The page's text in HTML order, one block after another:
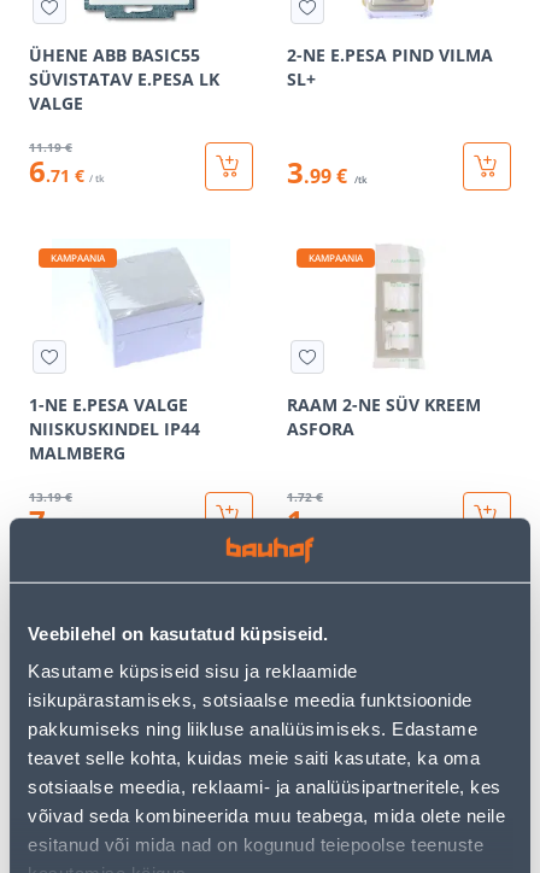
Veebilehel on kasutatud küpsiseid.
Kasutame küpsiseid sisu ja reklaamide
isikupärastamiseks, sotsiaalse meedia funktsioonide
pakkumiseks ning liikluse analüüsimiseks. Edastame
teavet selle kohta, kuidas meie saiti kasutate, ka oma
sotsiaalse meedia, reklaami- ja analüüsipartneritele, kes
võivad seda kombineerida muu teabega, mida olete neile
esitanud või mida nad on kogunud teiepoolse teenuste
ÜHENE ABB BASIC55
SÜVISTATAV E.PESA LK
VALGE
11.19 €
6.71 € / tk
2-NE E.PESA PIND VILMA
SL+
3.99 € /tk
KAMPAANIA
1-NE E.PESA VALGE
NIISKUSKINDEL IP44
MALMBERG
13.19 €
7.91 €
KAMPAANIA
RAAM 2-NE SÜV KREEM
ASFORA
1.72 €
1.03 €
PISTIKUPESA 2-NE M-GA
MUST RENOVA
20.79 €
12.47 € / tk
PISTIKUPESA 1-NE VERA
VALGE PINDP
3 .99 €
2.39 € / tk